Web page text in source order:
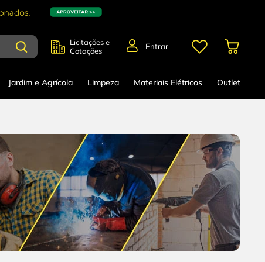
Licitações e
Cotações
Entrar
Jardim e Agrícola Limpeza Materiais Elétricos Outlet